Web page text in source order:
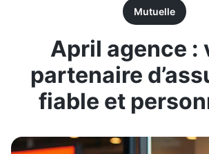
Mutuelle
April agence :
partenaire
fiable et